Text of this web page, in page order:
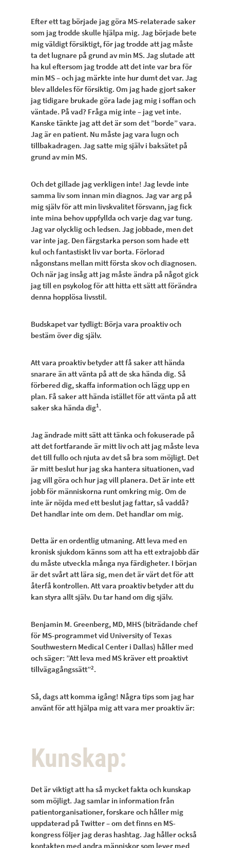
Efter ett tag började jag göra MS-relaterade saker
som jag trodde skulle hjälpa mig. Jag började bete
mig väldigt försiktigt, för jag trodde att jag måste
ta det lugnare på grund av min MS. Jag slutade att
ha kul eftersom jag trodde att det inte var bra för
min MS – och jag märkte inte hur dumt det var. Jag
blev alldeles för försiktig. Om jag hade gjort saker
jag tidigare brukade göra lade jag mig i soffan och
väntade. På vad? Fråga mig inte – jag vet inte.
Kanske tänkte jag att det är som det ”borde” vara.
Jag är en patient. Nu måste jag vara lugn och
tillbakadragen. Jag satte mig själv i baksätet på
grund av min MS.
Och det gillade jag verkligen inte! Jag levde inte
samma liv som innan min diagnos. Jag var arg på
mig själv för att min livskvalitet försvann, jag fick
inte mina behov uppfyllda och varje dag var tung.
Jag var olycklig och ledsen. Jag jobbade, men det
var inte jag. Den färgstarka person som hade ett
kul och fantastiskt liv var borta. Förlorad
någonstans mellan mitt första skov och diagnosen.
Och när jag insåg att jag måste ändra på något gick
jag till en psykolog för att hitta ett sätt att förändra
denna hopplösa livsstil.
Budskapet var tydligt: Börja vara proaktiv och
bestäm över dig själv.
Att vara proaktiv betyder att få saker att hända
snarare än att vänta på att de ska hända dig. Så
förbered dig, skaffa information och lägg upp en
plan. Få saker att hända istället för att vänta på att
saker ska hända dig1.
Jag ändrade mitt sätt att tänka och fokuserade på
att det fortfarande är mitt liv och att jag måste leva
det till fullo och njuta av det så bra som möjligt. Det
är mitt beslut hur jag ska hantera situationen, vad
jag vill göra och hur jag vill planera. Det är inte ett
jobb för människorna runt omkring mig. Om de
inte är nöjda med ett beslut jag fattar, så vaddå?
Det handlar inte om dem. Det handlar om mig.
Detta är en ordentlig utmaning. Att leva med en
kronisk sjukdom känns som att ha ett extrajobb där
du måste utveckla många nya färdigheter. I början
är det svårt att lära sig, men det är värt det för att
återfå kontrollen. Att vara proaktiv betyder att du
kan styra allt själv. Du tar hand om dig själv.
Benjamin M. Greenberg, MD, MHS (biträdande chef
för MS-programmet vid University of Texas
Southwestern Medical Center i Dallas) håller med
och säger: ”Att leva med MS kräver ett proaktivt
tillvägagångssätt”2.
Så, dags att komma igång! Några tips som jag har
använt för att hjälpa mig att vara mer proaktiv är:
Kunskap:
Det är viktigt att ha så mycket fakta och kunskap
som möjligt. Jag samlar in information från
patientorganisationer, forskare och håller mig
uppdaterad på Twitter – om det finns en MS-
kongress följer jag deras hashtag. Jag håller också
kontakten med andra människor som lever med